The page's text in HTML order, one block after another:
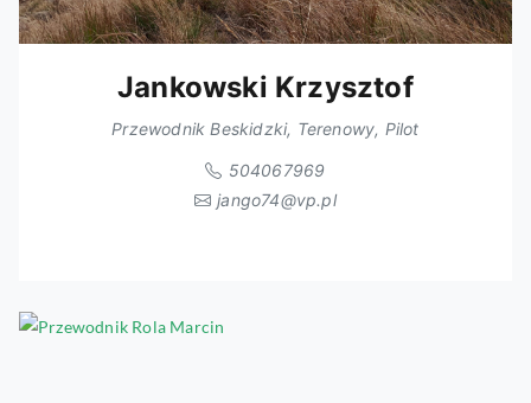
Jankowski Krzysztof
Przewodnik Beskidzki, Terenowy, Pilot
504067969
jango74@vp.pl